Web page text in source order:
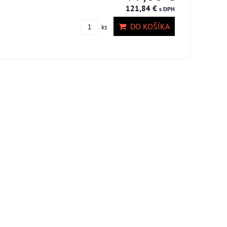
121,84 € s DPH
ks DO KOŠÍKA